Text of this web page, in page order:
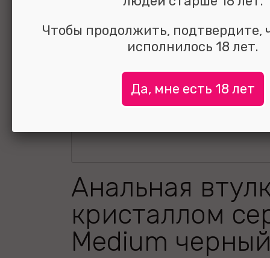
Анальная
кристаллом
Medium
Чтобы продолжить, подтвердите,
исполнилось 18 лет.
Да, мне есть 18 лет